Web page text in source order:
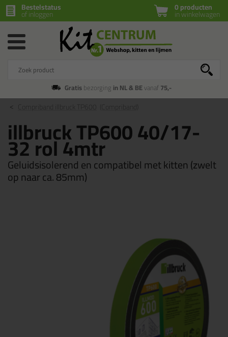
0 producten
in winkelwagen
Bestelstatus
of inloggen
Gratisbezorging in NL & BEvanaf75,-
illbruck TP600 40/17-
32 rol 4mtr
Geluidsisolerend en compatibel met kitten (zwelt
op naar ca. 85mm)